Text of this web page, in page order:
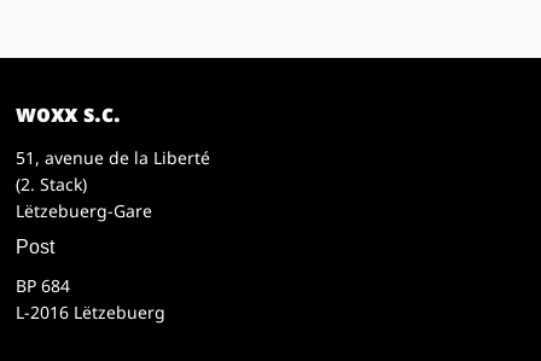
woxx s.c.
51, avenue de la Liberté
(2. Stack)
Lëtzebuerg-Gare
Post
BP 684
L-2016 Lëtzebuerg